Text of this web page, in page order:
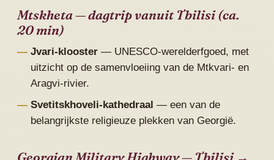
Mtskheta — dagtrip vanuit Tbilisi (ca.
20 min)
Jvari-klooster — UNESCO-werelderfgoed, met
uitzicht op de samenvloeiing van de Mtkvari- en
Aragvi-rivier.
Svetitskhoveli-kathedraal — een van de
belangrijkste religieuze plekken van Georgië.